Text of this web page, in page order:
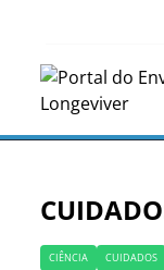
CIÊNCIA CUIDADOS